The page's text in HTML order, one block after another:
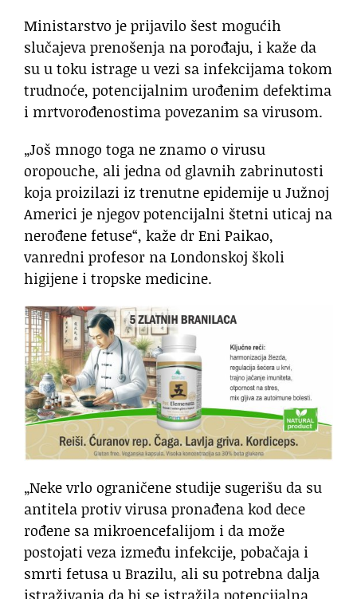
Ministarstvo je prijavilo šest mogućih
slučajeva prenošenja na porođaju, i kaže da
su u toku istrage u vezi sa infekcijama tokom
trudnoće, potencijalnim urođenim defektima
i mrtvorođenostima povezanim sa virusom.
„Još mnogo toga ne znamo o virusu
oropouche, ali jedna od glavnih zabrinutosti
koja proizilazi iz trenutne epidemije u Južnoj
Americi je njegov potencijalni štetni uticaj na
nerođene fetuse“, kaže dr Eni Paikao,
vanredni profesor na Londonskoj školi
higijene i tropske medicine.
„Neke vrlo ograničene studije sugerišu da su
antitela protiv virusa pronađena kod dece
rođene sa mikroencefalijom i da može
postojati veza između infekcije, pobačaja i
smrti fetusa u Brazilu, ali su potrebna dalja